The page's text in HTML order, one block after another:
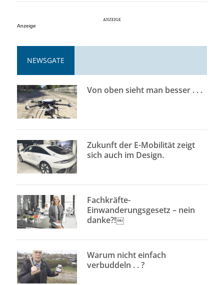
Anzeige
NEWSGATE
Von oben sieht man besser . . .
Zukunft der E-Mobilität zeigt
sich auch im Design.
Fachkräfte-
Einwanderungsgesetz – nein
danke?!￼
Warum nicht einfach
verbuddeln . . ?